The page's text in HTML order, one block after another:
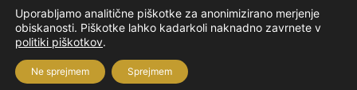
Splošni pogoji Piškotki Politika zasebnosti
Oglaševanje Partnerji Ekipa Logotip O podjetju
© Nevtron & Company, d. o. o.
Uporabljamo analitične piškotke za anonimizirano merjenje
obiskanosti. Piškotke lahko kadarkoli naknadno zavrnete v
politiki piškotkov.
Sprejmem
Ne sprejmem